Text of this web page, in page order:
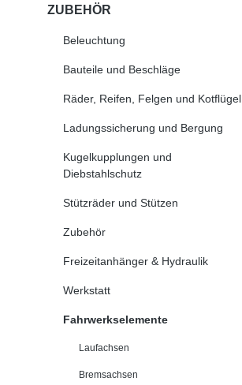
ZUBEHÖR
Beleuchtung
Bauteile und Beschläge
Räder, Reifen, Felgen und Kotflügel
Ladungssicherung und Bergung
Kugelkupplungen und
Diebstahlschutz
Stützräder und Stützen
Zubehör
Freizeitanhänger & Hydraulik
Werkstatt
Fahrwerkselemente
Laufachsen
Bremsachsen